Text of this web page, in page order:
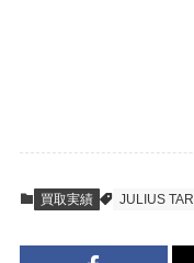
査定結
到着即日に査
買取実績 JULIUS